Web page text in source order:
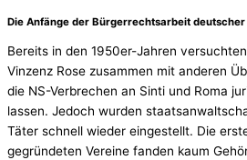
Die Anfänge der Bürgerrechtsarbeit deutscher
Bereits in den 1950er-Jahren
Vinzenz Rose zusammen mit anderen
die NS-Verbrechen an Sinti und Roma
lassen. Jedoch wurden
Täter schnell wieder eingestellt. Die
gegründeten Vereine fanden kaum